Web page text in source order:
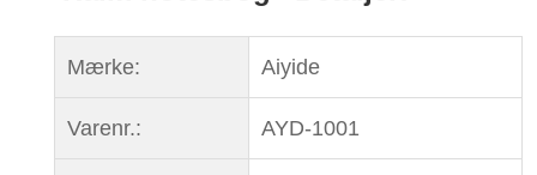
Mærke: Aiyide
Varenr.: AYD-1001